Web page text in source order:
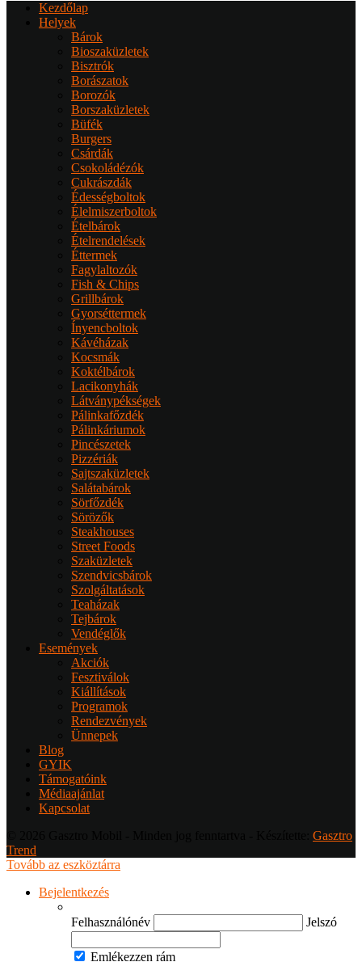
Kezdőlap
Helyek
Bárok
Bioszaküzletek
Bisztrók
Borászatok
Borozók
Borszaküzletek
Büfék
Burgers
Csárdák
Csokoládézók
Cukrászdák
Édességboltok
Élelmiszerboltok
Ételbárok
Ételrendelések
Éttermek
Fagylaltozók
Fish & Chips
Grillbárok
Gyorséttermek
Ínyencboltok
Kávéházak
Kocsmák
Koktélbárok
Lacikonyhák
Látványpékségek
Pálinkafőzdék
Pálinkáriumok
Pincészetek
Pizzériák
Sajtszaküzletek
Salátabárok
Sörfőzdék
Sörözők
Steakhouses
Street Foods
Szaküzletek
Szendvicsbárok
Szolgáltatások
Teaházak
Tejbárok
Vendéglők
Események
Akciók
Fesztiválok
Kiállítások
Programok
Rendezvények
Ünnepek
Blog
GYIK
Támogatóink
Médiaajánlat
Kapcsolat
Gasztro
Trend
Tovább az eszköztárra
Bejelentkezés
Felhasználónév Jelszó
Emlékezzen rám